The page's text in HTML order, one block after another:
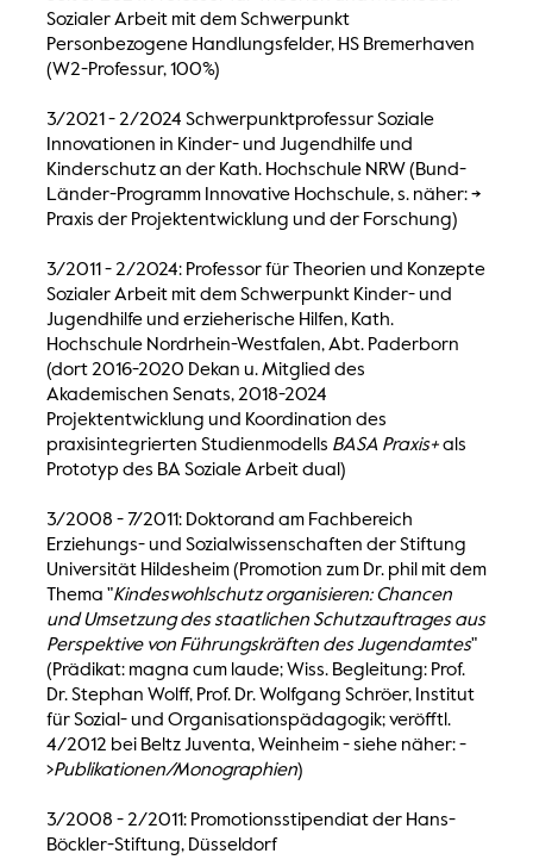
Sozialer Arbeit mit dem Schwerpunkt
Personbezogene Handlungsfelder, HS Bremerhaven
(W2-Professur, 100%)
3/2021 - 2/2024 Schwerpunktprofessur Soziale
Innovationen in Kinder- und Jugendhilfe und
Kinderschutz an der Kath. Hochschule NRW (Bund-
Länder-Programm Innovative Hochschule, s. näher: ->
Praxis der Projektentwicklung und der Forschung)
3/2011 - 2/2024: Professor für Theorien und Konzepte
Sozialer Arbeit mit dem Schwerpunkt Kinder- und
Jugendhilfe und erzieherische Hilfen, Kath.
Hochschule Nordrhein-Westfalen, Abt. Paderborn
(dort 2016-2020 Dekan u. Mitglied des
Akademischen Senats, 2018-2024
Projektentwicklung und Koordination des
praxisintegrierten Studienmodells BASA Praxis+als
Prototyp des BA Soziale Arbeit dual)
3/2008 - 7/2011: Doktorand am Fachbereich
Erziehungs- und Sozialwissenschaften der Stiftung
Universität Hildesheim (Promotion zum Dr. phil mit dem
Thema "Kindeswohlschutz organisieren: Chancen
und Umsetzung des staatlichen Schutzauftrages aus
Perspektive von Führungskräften des Jugendamtes"
(Prädikat: magna cum laude; Wiss. Begleitung: Prof.
Dr. Stephan Wolff, Prof. Dr. Wolfgang Schröer, Institut
für Sozial- und Organisationspädagogik; veröfftl.
4/2012 bei Beltz Juventa, Weinheim - siehe näher: -
>Publikationen/Monographien)
3/2008 - 2/2011: Promotionsstipendiat der Hans-
Böckler-Stiftung, Düsseldorf